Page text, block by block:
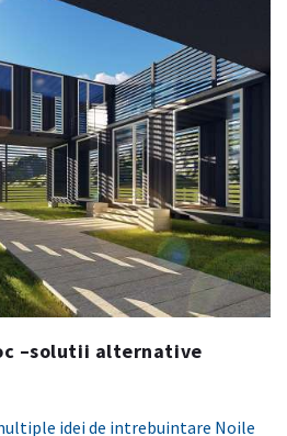
–solutii alternative
idei de intrebuintare Noile